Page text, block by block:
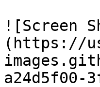
![Screen
(https://
a24d5f00-